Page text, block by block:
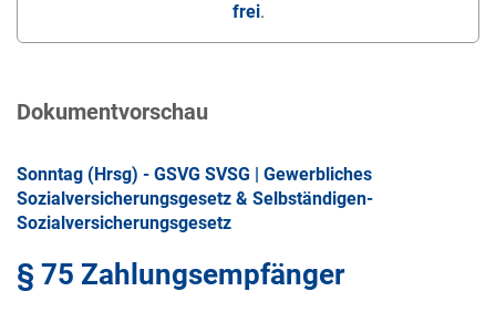
frei.
Dokumentvorschau
Sonntag (Hrsg) - GSVG SVSG | Gewerbliches
Sozialversicherungsgesetz & Selbständigen-
Sozialversicherungsgesetz
§ 75 Zahlungsempfänger